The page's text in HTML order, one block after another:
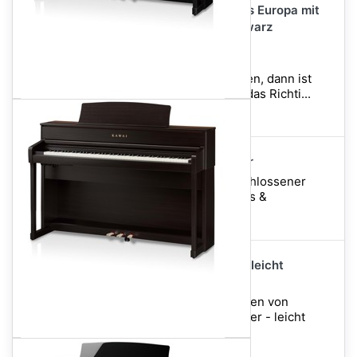
Premium-Klavierbank aus Europa mit
verleimten Beinen - Schwarz
Verarbeitungsqualität legen, dann ist
diese Klavierbank genau das Richti...
Stoffbezug: Schwarz
Teufel Massive Kopfhörer
Ohrumschließender, geschlossener
Kopfhörer für Musiker, DJs &
Piano-Piano - für Klavier leicht
Die 100 schönsten Melodien von
Klassik bis Pop - Für Klavier - leicht